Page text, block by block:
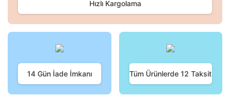
Yorum Yaz
Ürün resmi kalitesiz, bozuk veya görüntülenemiyor.
Bu ürüne benzer farklı alternatifler olmalı.
Hızlı Kargolama
14 Gün İade İmkanı Tüm Ürünlerde 12 Taksit